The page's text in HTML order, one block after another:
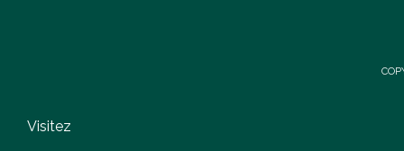
Visitez